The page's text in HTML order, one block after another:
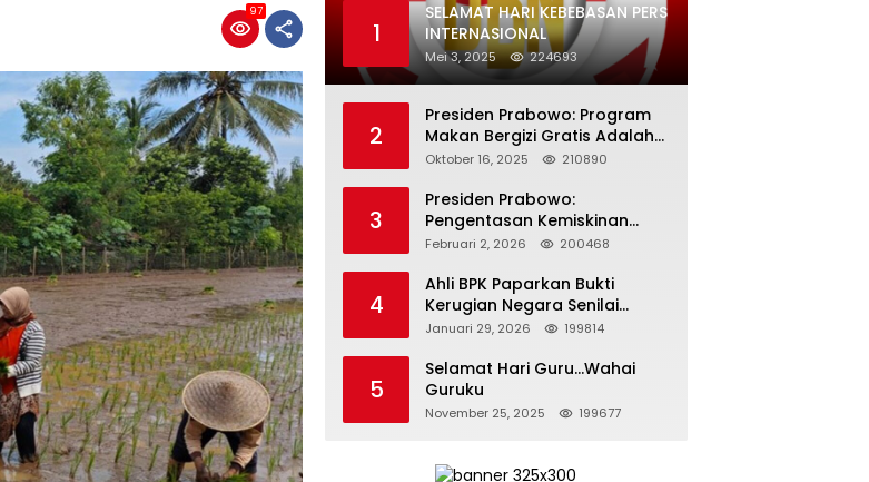
97
1
SELAMAT HARI KEBEBASAN PERS
INTERNASIONAL
Mei 3, 2025 224693
2
Presiden Prabowo: Program
Makan Bergizi Gratis Adalah
Investasi untuk Masa Depan
Oktober 16, 2025 210890
3
Presiden Prabowo:
Pengentasan Kemiskinan
Butuh Persatuan dan
Bertanggung Jawab
Februari 2, 2026 200468
4
Ahli BPK Paparkan Bukti
Kerugian Negara Senilai
Rp285 Triliun dalam
Pertamina
Januari 29, 2026 199814
5
Selamat Hari Guru…Wahai
Guruku
November 25, 2025 199677